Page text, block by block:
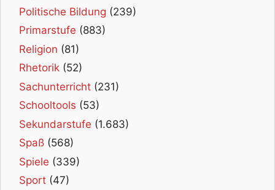
Politische Bildung (239)
Primarstufe (883)
Religion (81)
Rhetorik (52)
Sachunterricht (231)
Schooltools (53)
Sekundarstufe (1.683)
Spaß (568)
Spiele (339)
Sport (47)